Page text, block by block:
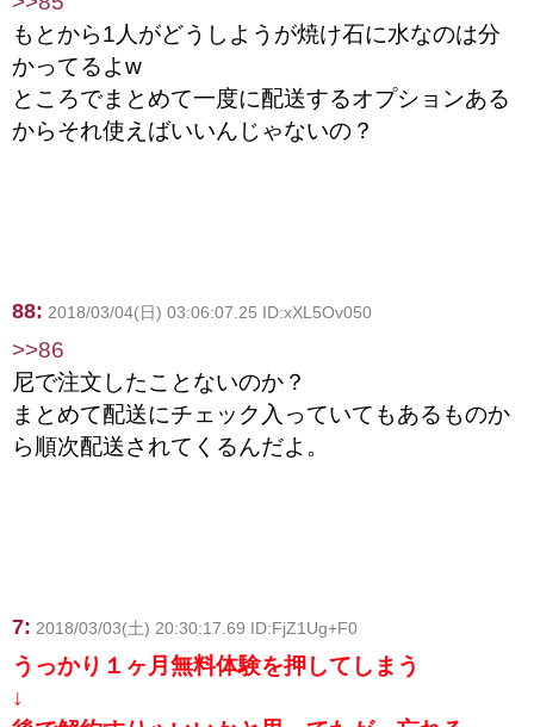
もとから1人がどうしようが焼け石に水なのは分
かってるよw
ところでまとめて一度に配送するオプションある
からそれ使えばいいんじゃないの？
88: 2018/03/04(日) 03:06:07.25 ID:xXL5Ov050
>>86
尼で注文したことないのか？
まとめて配送にチェック入っていてもあるものか
ら順次配送されてくるんだよ。
7: 2018/03/03(土) 20:30:17.69 ID:FjZ1Ug+F0
うっかり１ヶ月無料体験を押してしまう
↓